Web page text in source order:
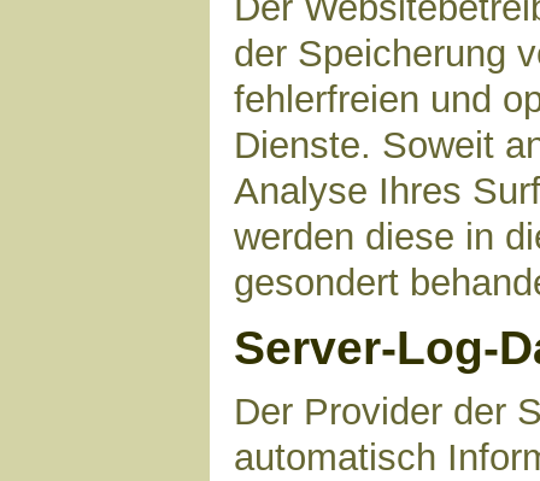
der Speicherung
fehlerfreien und
Dienste. Soweit
Analyse Ihres
werden diese in
gesondert
Server-Log-
Der Provider der
automatisch